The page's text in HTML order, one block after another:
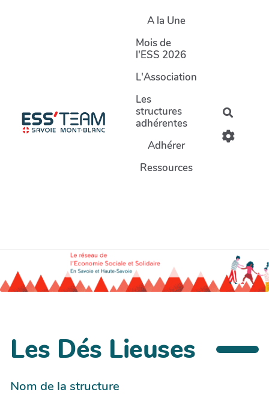
A la Une
Mois de
l'ESS 2026
L'Association
Les
structures
adhérentes
Adhérer
Ressources
Les Dés Lieuses
Nom de la structure